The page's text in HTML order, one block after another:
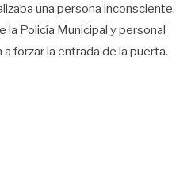
una persona inconsciente.
la Policía Municipal y personal
forzar la entrada de la puerta.